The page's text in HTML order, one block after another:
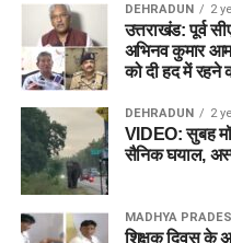
DEHRADUN 2
उत्तराखंड: पूर्व
अभिनव कुमार
को दी हद में रहने
DEHRADUN 2
VIDEO: सुबह
सैनिक घयाल,
MADHYA
शिक्षक दिवस के